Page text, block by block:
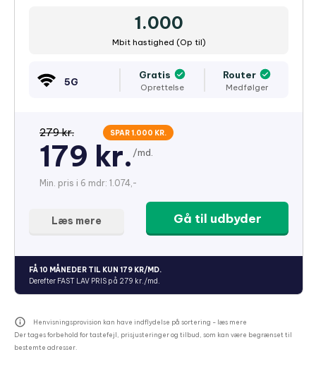
1.000
Mbit hastighed (Op til)
5G
Gratis
Oprettelse
Router
Medfølger
279 kr. SPAR 1.000 KR.
179 kr. /md.
Min. pris i 6 mdr: 1.074,-
Gå til udbyder
Læs mere
FÅ 10 MÅNEDER TIL KUN 179 KR/MD.
Derefter FAST LAV PRIS på 279 kr./md.
Henvisningsprovision kan have indflydelse på sortering - læs mere
Der tages forbehold for tastefejl, prisjusteringer og tilbud, som kan være begrænset til
bestemte adresser.